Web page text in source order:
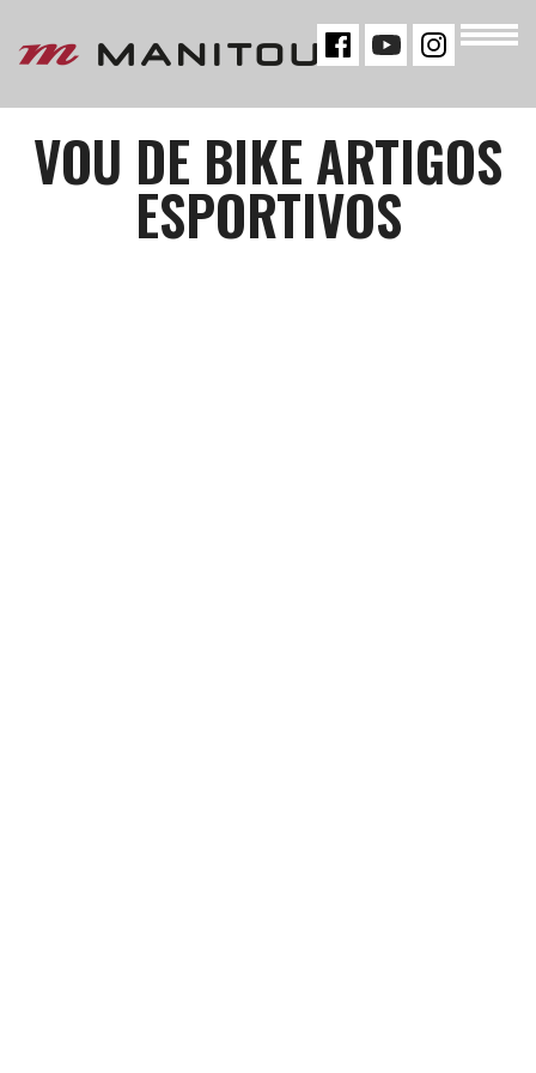
« VOLTAR
VOU DE BIKE ARTIGOS
ESPORTIVOS